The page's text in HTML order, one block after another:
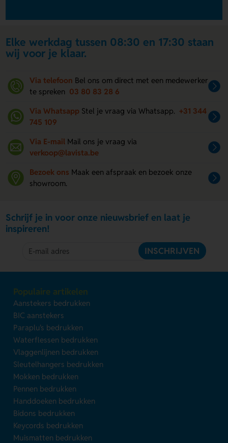
Elke werkdag tussen 08:30 en 17:30 staan
wij voor je klaar.
Via telefoon Bel ons om direct met een medewerker
te spreken 03 80 83 28 6
Via Whatsapp Stel je vraag via Whatsapp. +31 344
745 109
Via E-mail Mail ons je vraag via
verkoop@lavista.be
Bezoek ons Maak een afspraak en bezoek onze
showroom.
Schrijf je in voor onze nieuwsbrief en laat je
inspireren!
INSCHRIJVEN
Populaire artikelen
Aanstekers bedrukken
BIC aanstekers
Paraplu's bedrukken
Waterflessen bedrukken
Vlaggenlijnen bedrukken
Sleutelhangers bedrukken
Mokken bedrukken
Pennen bedrukken
Handdoeken bedrukken
Bidons bedrukken
Keycords bedrukken
Muismatten bedrukken